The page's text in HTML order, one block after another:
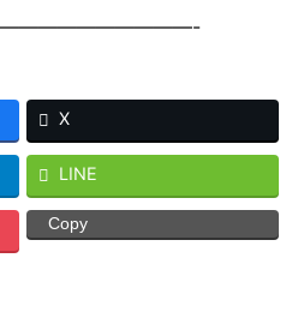
X
LINE
Copy